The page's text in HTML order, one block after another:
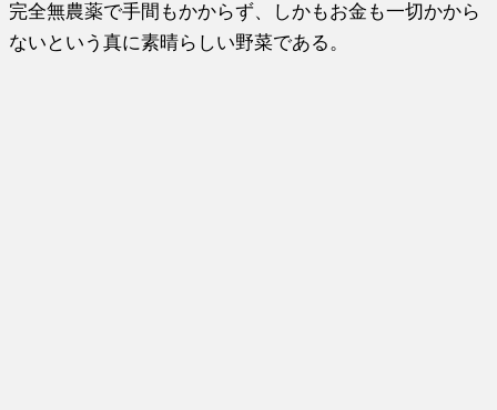
完全無農薬で手間もかからず、しかもお金も一切かから
ないという真に素晴らしい野菜である。